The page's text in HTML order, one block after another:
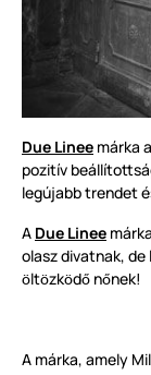
Due Linee márka
pozitív
legújabb trendet
A Due Linee márka
olasz divatnak, de
öltözködő nőnek!
A márka, amely